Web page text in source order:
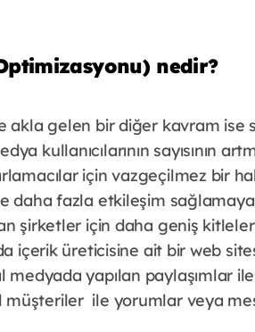
nedir?
akla gelen bir diğer kavram ise
kullanıcılarının sayısının
için vazgeçilmez bir
daha fazla etkileşim sağlamaya
şirketler için daha geniş
içerik üreticisine ait bir web
medyada yapılan paylaşımlar
ile yorumlar veya